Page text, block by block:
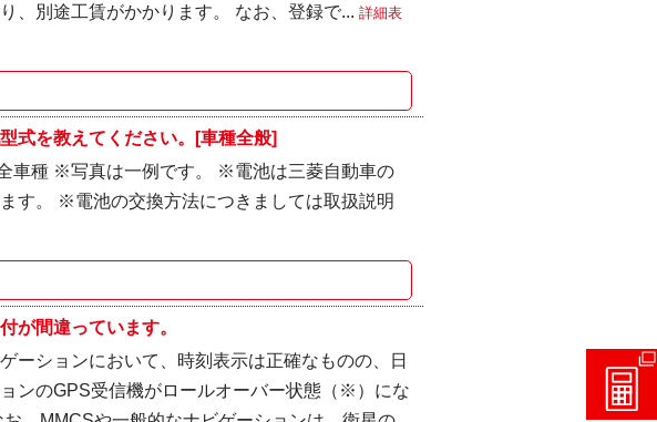
、別途工賃がかかります。 なお、登録で... 詳細表
式を教えてください。[車種全般]
車種 ※写真は一例です。 ※電池は三菱自動車の
す。 ※電池の交換方法につきましては取扱説明
が間違っています。
ーションにおいて、時刻表示は正確なものの、日
ンのGPS受信機がロールオーバー状態（※）にな